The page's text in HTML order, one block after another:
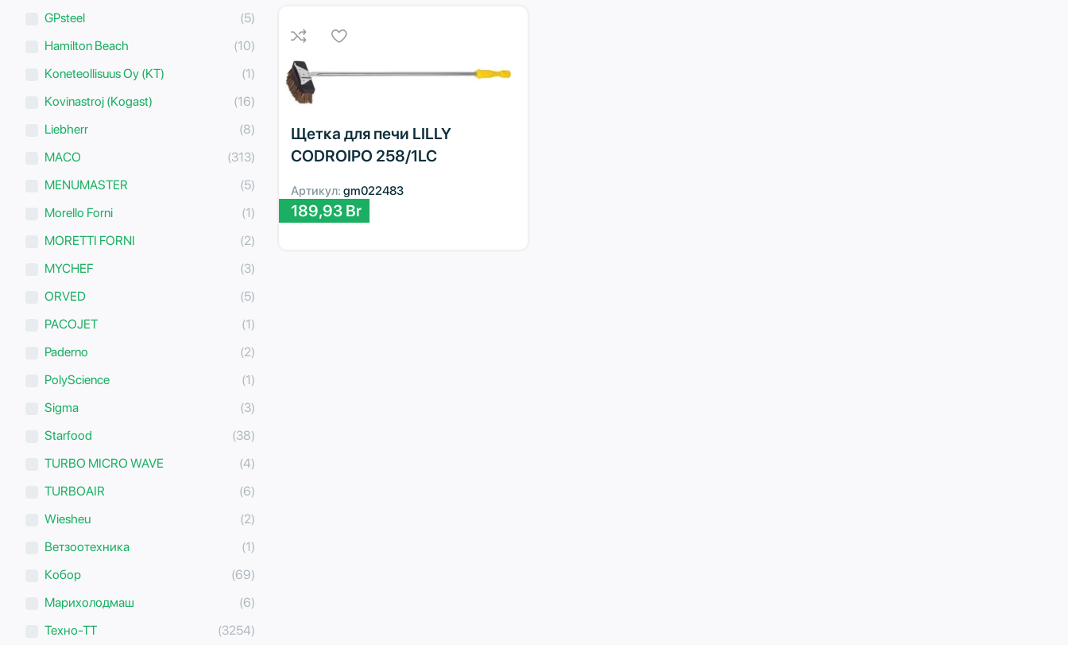
GPsteel
(5)
Hamilton Beach
(10)
Koneteollisuus Oy (KT)
(1)
Kovinastroj (Kogast)
(16)
Liebherr
(8)
MACO
(313)
MENUMASTER
(5)
Morello Forni
(1)
MORETTI FORNI
(2)
MYCHEF
(3)
ORVED
(5)
PACOJET
(1)
Paderno
(2)
PolyScience
(1)
Sigma
(3)
Starfood
(38)
TURBO MICRO WAVE
(4)
TURBOAIR
(6)
Wiesheu
(2)
Ветзоотехника
(1)
Кобор
(69)
Марихолодмаш
(6)
Техно-ТТ
(3254)
Щетка для печи LILLY
CODROIPO 258/1LC
Артикул: gm022483
189,93 Br